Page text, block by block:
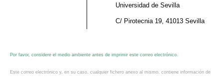
Universidad de Sevilla
C/ Pirotecnia 19, 41013 Sevilla
Por favor, considere el medio ambiente antes de imprimir este correo electrónico.
Este correo electrónico y, en su caso, cualquier fichero anexo al mismo, contiene información de